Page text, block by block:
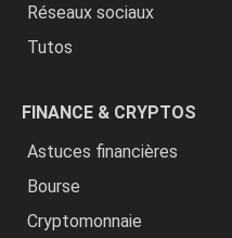
Réseaux sociaux
Tutos
FINANCE & CRYPTOS
Astuces financières
Bourse
Cryptomonnaie